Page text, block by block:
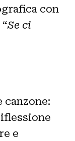
con
Se ci
canzone:
e